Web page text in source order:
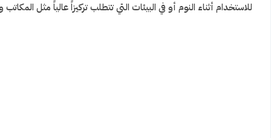
للاستخدام أثناء النوم أو في البيئات التي تتطلب تركيزاً عالياً مثل